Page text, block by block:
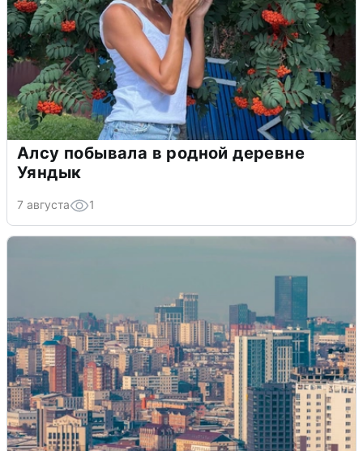
Алсу побывала в родной деревне
Уяндык
7 августа 1